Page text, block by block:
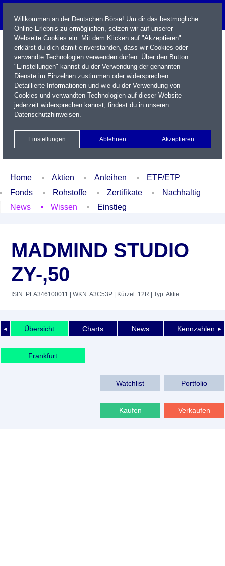
Name / WKN / ISIN / Kürzel
Xetra Realtime
Watchlist Portfolio Login
Home Aktien Anleihen
ETF/ETP
Fonds
Rohstoffe Zertifikate
Nachhaltig
News
Wissen Einstieg
MADMIND STUDIO
ZY-,50
ISIN: PLA346100011 | WKN: A3C53P | Kürzel: 12R | Typ: Aktie
◄ ►
Übersicht Charts News Kennzahlen
Frankfurt
Watchlist Portfolio
Kaufen Verkaufen
Willkommen an der Deutschen Börse! Um dir das bestmögliche
Online-Erlebnis zu ermöglichen, setzen wir auf unserer
Webseite Cookies ein. Mit dem Klicken auf "Akzeptieren"
erklärst du dich damit einverstanden, dass wir Cookies oder
verwandte Technologien verwenden dürfen. Über den Button
"Einstellungen" kannst du der Verwendung der genannten
Dienste im Einzelnen zustimmen oder widersprechen.
Detaillierte Informationen und wie du der Verwendung von
Cookies und verwandten Technologien auf dieser Website
jederzeit widersprechen kannst, findest du in unseren
Datenschutzhinweisen.
Einstellungen Ablehnen Akzeptieren